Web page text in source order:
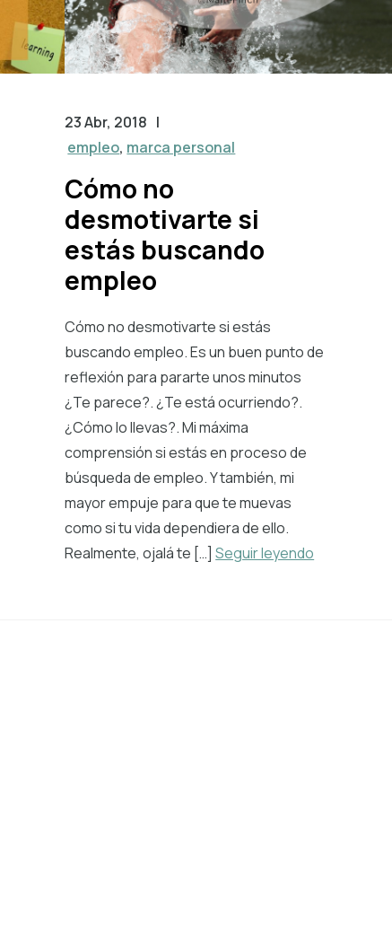
23 Abr, 2018 |
empleo, marca personal
Cómo no
desmotivarte si
estás buscando
empleo
Cómo no desmotivarte si estás
buscando empleo. Es un buen punto de
reflexión para pararte unos minutos
¿Te parece?. ¿Te está ocurriendo?.
¿Cómo lo llevas?. Mi máxima
comprensión si estás en proceso de
búsqueda de empleo. Y también, mi
mayor empuje para que te muevas
como si tu vida dependiera de ello.
Realmente, ojalá te […]Seguir leyendo